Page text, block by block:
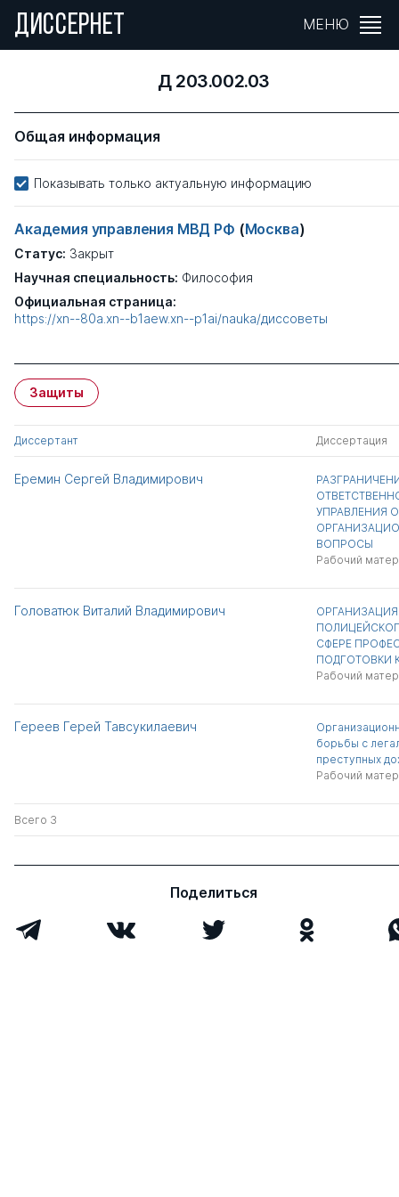
ДИССЕРНЕТ МЕНЮ
Д 203.002.03
Общая информация
Показывать только актуальную информацию
Академия управления МВД РФ (Москва)
Статус: Закрыт
Научная специальность: Философия
Официальная страница:
https://xn--80a.xn--b1aew.xn--p1ai/nauka/диссоветы
Защиты
Диссертант Диссертация
Еремин Сергей Владимирович
УПРАВЛЕНИЯ
ВОПРОСЫ
Рабочий
Головатюк Виталий Владимирович
СФЕРЕ
ПОДГОТОВКИ
Рабочий
Гереев Герей Тавсукилаевич
борьбы с
преступных
Рабочий
Всего 3
Поделиться